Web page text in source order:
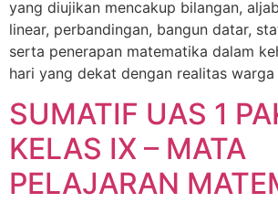
yang diujikan mencakup bilangan,
linear, perbandingan, bangun datar,
serta penerapan matematika dalam
hari yang dekat dengan realitas
SUMATIF UAS 1
KELAS IX – MATA
PELAJARAN